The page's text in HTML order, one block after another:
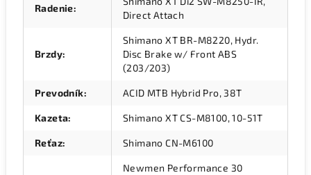
Radenie:
Direct Attach
Brzdy:
Shimano XT BR-M8220, Hydr.
Disc Brake w/ Front ABS
(203/203)
Prevodník: ACID MTB Hybrid Pro, 38T
Kazeta: Shimano XT CS-M8100, 10-51T
Reťaz: Shimano CN-M6100
Newmen Performance 30